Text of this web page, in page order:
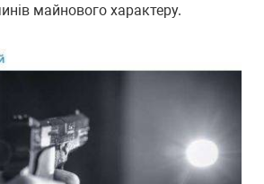
майнового характеру.